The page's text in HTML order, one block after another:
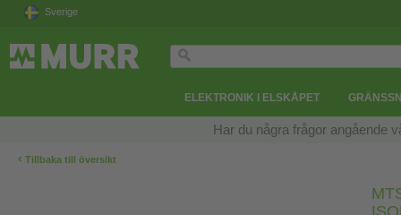
Sverige
ELEKTRONIK I ELSKÅPET
Har du några frågor angående
‹ Tillbaka till översikt